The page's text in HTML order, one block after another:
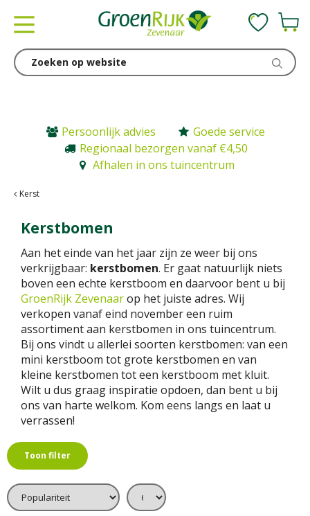
Persoonlijk advies
Goede service
Regionaal bezorgen vanaf €4,50
Afhalen in ons tuincentrum
Kerst
Kerstbomen
Aan het einde van het jaar zijn ze weer bij ons
verkrijgbaar: kerstbomen. Er gaat natuurlijk niets
boven een echte kerstboom en daarvoor bent u bij
GroenRijk Zevenaarop het juiste adres. Wij
verkopen vanaf eind november een ruim
assortiment aan kerstbomen in ons tuincentrum.
Bij ons vindt u allerlei soorten kerstbomen: van een
mini kerstboom tot grote kerstbomen en van
kleine kerstbomen tot een kerstboom met kluit.
Wilt u dus graag inspiratie opdoen, dan bent u bij
ons van harte welkom. Kom eens langs en laat u
verrassen!
Toon filter